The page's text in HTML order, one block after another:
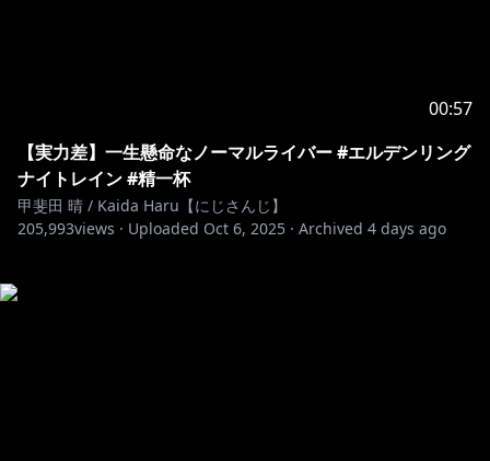
00:57
【実力差】一生懸命なノーマルライバー #エルデンリング
ナイトレイン #精一杯
甲斐田 晴 / Kaida Haru【にじさんじ】
205,993views · Uploaded Oct 6, 2025 · Archived 4 days ago